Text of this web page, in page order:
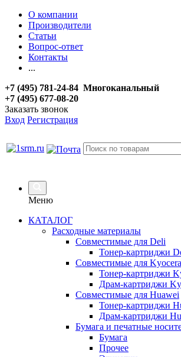
О компании
Производители
Статьи
Вопрос-ответ
Контакты
...
+7 (495) 781-24-84 Многоканальный
+7 (495) 677-08-20
Заказать звонок
Вход Регистрация
Меню
КАТАЛОГ
Расходные материалы
Совместимые для Deli
Тонер-картриджи
Совместимые для Kyocera
Тонер-картриджи
Драм-картриджи
Совместимые для Huawei
Тонер-картриджи
Драм-картриджи
Бумага и печатные
Бумага
Прочее